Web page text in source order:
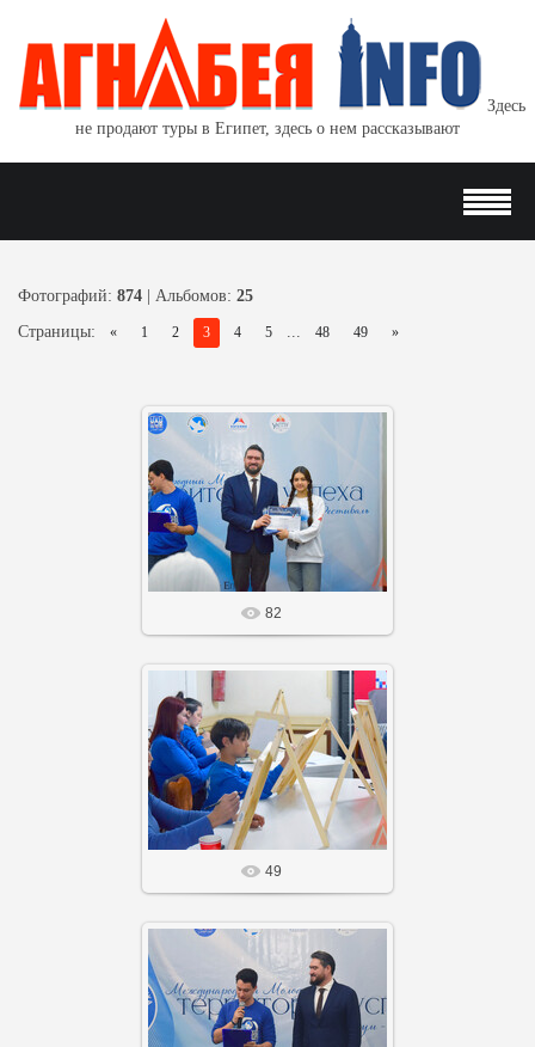
Здесь
не продают туры в Египет, здесь о нем рассказывают
Фотографий: 874 | Альбомов: 25
Страницы: « 1 2 3 4 5 ... 48 49 »
14 Фев 26
Агнабеяinfo
82
14 Фев 26
Агнабеяinfo
49
14 Фев 26
Агнабеяinfo